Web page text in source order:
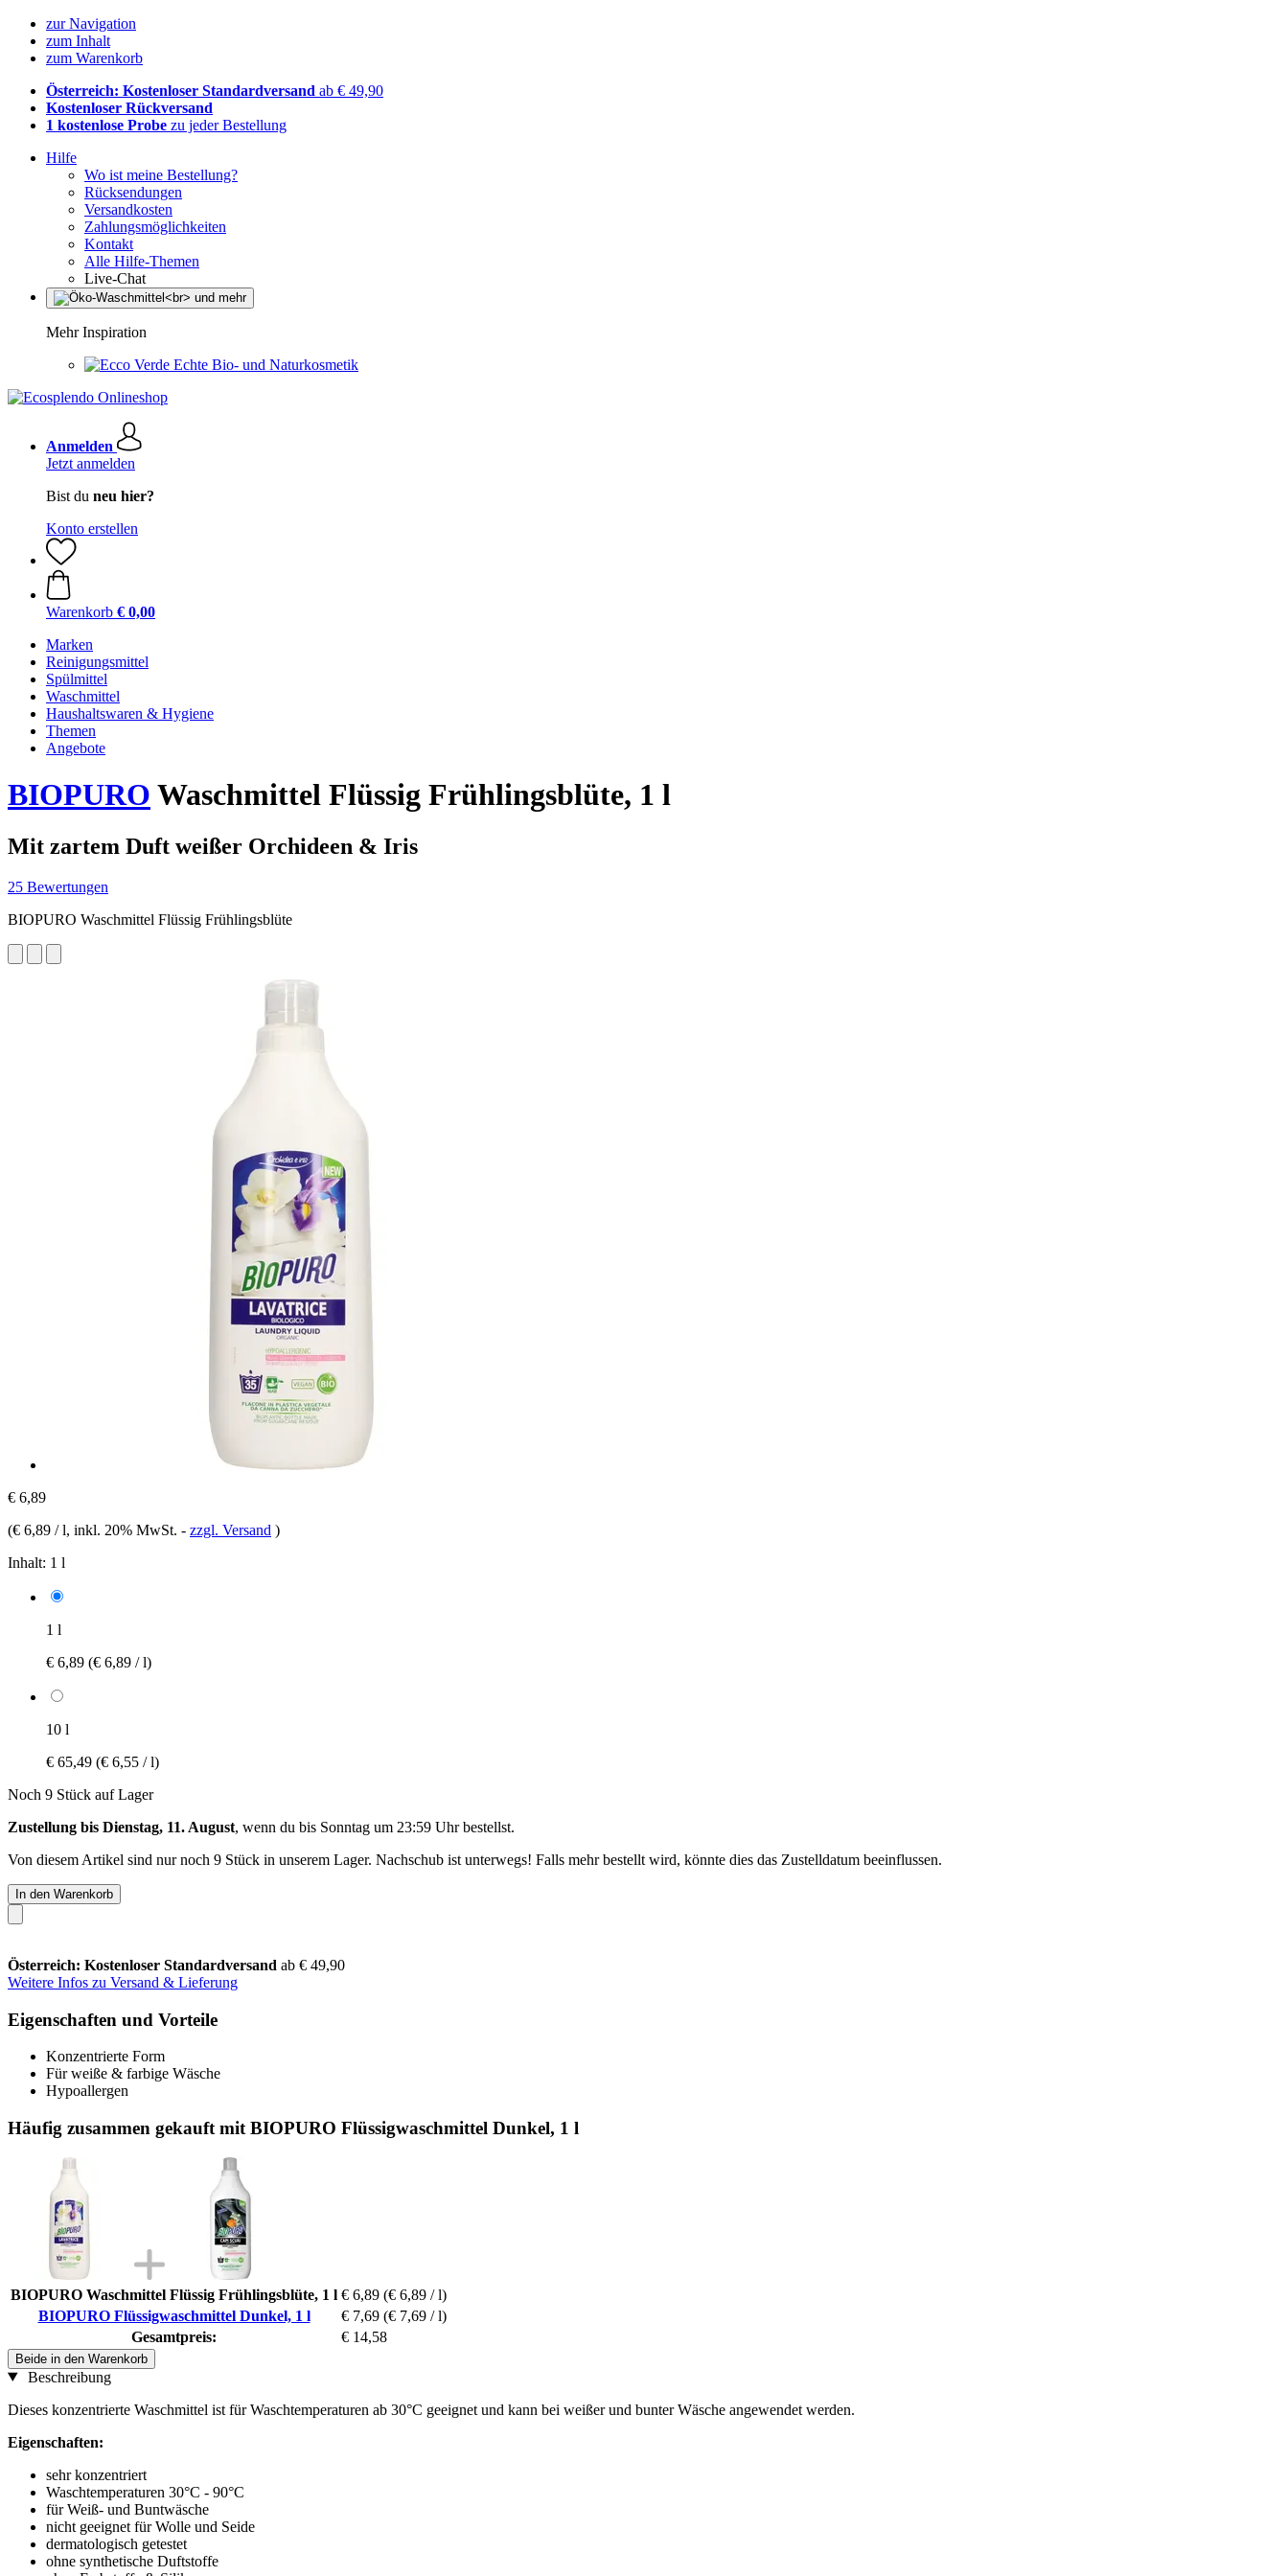
zur Navigation
zum Inhalt
zum Warenkorb
Österreich: Kostenloser Standardversand ab € 49,90
Kostenloser Rückversand
1 kostenlose Probe zu jeder Bestellung
Hilfe
Wo ist meine Bestellung?
Rücksendungen
Versandkosten
Zahlungsmöglichkeiten
Kontakt
Alle Hilfe-Themen
Live-Chat
Mehr Inspiration
Echte Bio- und Naturkosmetik
Anmelden
Jetzt anmelden
Bist du neu hier?
Konto erstellen
Warenkorb € 0,00
Marken
Reinigungsmittel
Spülmittel
Waschmittel
Haushaltswaren & Hygiene
Themen
Angebote
BIOPURO Waschmittel Flüssig Frühlingsblüte, 1 l
Mit zartem Duft weißer Orchideen & Iris
25 Bewertungen
BIOPURO Waschmittel Flüssig Frühlingsblüte
€ 6,89
(€ 6,89 / l, inkl. 20% MwSt. - zzgl. Versand )
Inhalt: 1 l
1 l
€ 6,89 (€ 6,89 / l)
10 l
€ 65,49 (€ 6,55 / l)
Noch 9 Stück auf Lager
Zustellung bis Dienstag, 11. August, wenn du bis Sonntag um 23:59 Uhrbestellst.
Von diesem Artikel sind nur noch 9 Stück in unserem Lager. Nachschub ist unterwegs! Falls mehr bestellt wird, könnte dies das Zustelldatum beeinflussen.
In den Warenkorb
Österreich: Kostenloser Standardversand ab € 49,90
Weitere Infos zu Versand & Lieferung
Eigenschaften und Vorteile
Konzentrierte Form
Für weiße & farbige Wäsche
Hypoallergen
Häufig zusammen gekauft mit BIOPURO Flüssigwaschmittel Dunkel, 1 l
BIOPURO Waschmittel Flüssig Frühlingsblüte, 1 l € 6,89 (€ 6,89 / l)
BIOPURO Flüssigwaschmittel Dunkel, 1 l
€ 7,69 (€ 7,69 / l)
Gesamtpreis:
€ 14,58
Beide in den Warenkorb
Beschreibung
Dieses konzentrierte Waschmittel ist für Waschtemperaturen ab 30°C geeignet und kann bei weißer und bunter Wäsche angewendet werden.
Eigenschaften:
sehr konzentriert
Waschtemperaturen 30°C - 90°C
für Weiß- und Buntwäsche
nicht geeignet für Wolle und Seide
dermatologisch getestet
ohne synthetische Duftstoffe